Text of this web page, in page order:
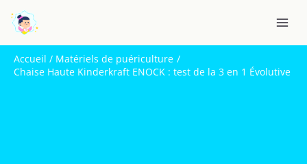
contenu
Accueil
Matériels de puériculture
Chaise Haute Kinderkraft ENOCK : test de la 3 en 1 Évolutive
c
h